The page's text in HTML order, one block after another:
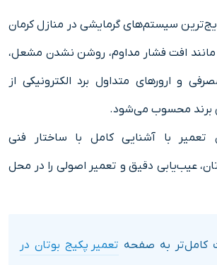
سیستم‌های گرمایشی در منازل کرمان
افت فشار مداوم، روشن نشدن مشعل،
و ارورهای متداول برد الکترونیکی از
برند محسوب می‌شود.
تعمیر با آشنایی کامل با ساختار فنی
عیب‌یابی دقیق و تعمیر اصولی را در محل
کامل‌تر به صفحه تعمیر پکیج بوتان در